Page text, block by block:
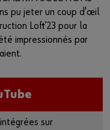
pu jeter un coup d'œil
Loft’23 pour la
impressionnés par
sur